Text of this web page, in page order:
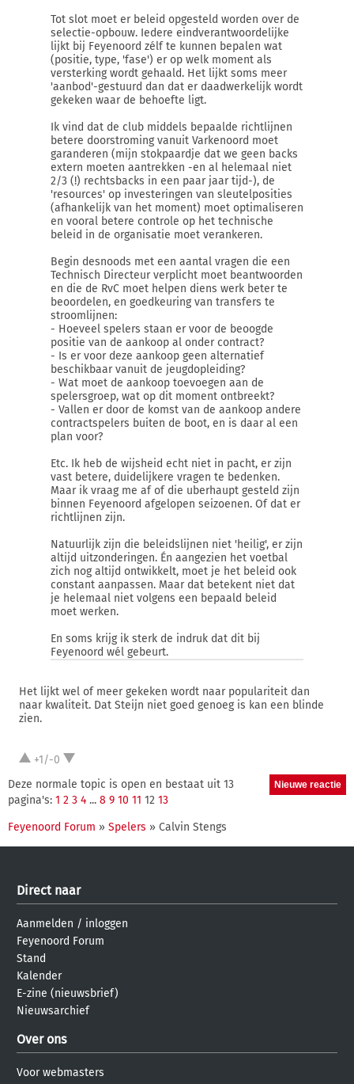
Tot slot moet er beleid opgesteld worden over de
selectie-opbouw. Iedere eindverantwoordelijke
lijkt bij Feyenoord zélf te kunnen bepalen wat
(positie, type, 'fase') er op welk moment als
versterking wordt gehaald. Het lijkt soms meer
'aanbod'-gestuurd dan dat er daadwerkelijk wordt
gekeken waar de behoefte ligt.
Ik vind dat de club middels bepaalde richtlijnen
betere doorstroming vanuit Varkenoord moet
garanderen (mijn stokpaardje dat we geen backs
extern moeten aantrekken -en al helemaal niet
2/3 (!) rechtsbacks in een paar jaar tijd-), de
'resources' op investeringen van sleutelposities
(afhankelijk van het moment) moet optimaliseren
en vooral betere controle op het technische
beleid in de organisatie moet verankeren.
Begin desnoods met een aantal vragen die een
Technisch Directeur verplicht moet beantwoorden
en die de RvC moet helpen diens werk beter te
beoordelen, en goedkeuring van transfers te
stroomlijnen:
- Hoeveel spelers staan er voor de beoogde
positie van de aankoop al onder contract?
- Is er voor deze aankoop geen alternatief
beschikbaar vanuit de jeugdopleiding?
- Wat moet de aankoop toevoegen aan de
spelersgroep, wat op dit moment ontbreekt?
- Vallen er door de komst van de aankoop andere
contractspelers buiten de boot, en is daar al een
plan voor?
Etc. Ik heb de wijsheid echt niet in pacht, er zijn
vast betere, duidelijkere vragen te bedenken.
Maar ik vraag me af of die uberhaupt gesteld zijn
binnen Feyenoord afgelopen seizoenen. Of dat er
richtlijnen zijn.
Natuurlijk zijn die beleidslijnen niet 'heilig', er zijn
altijd uitzonderingen. Én aangezien het voetbal
zich nog altijd ontwikkelt, moet je het beleid ook
constant aanpassen. Maar dat betekent niet dat
je helemaal niet volgens een bepaald beleid
moet werken.
En soms krijg ik sterk de indruk dat dit bij
Feyenoord wél gebeurt.
Het lijkt wel of meer gekeken wordt naar populariteit dan
naar kwaliteit. Dat Steijn niet goed genoeg is kan een blinde
zien.
+1/-0
Deze normale topic is open en bestaat uit 13
pagina's: 1 2 3 4 ... 8 9 10 11 12 13
Feyenoord Forum » Spelers » Calvin Stengs
Direct naar
Aanmelden / inloggen
Feyenoord Forum
Stand
Kalender
E-zine (nieuwsbrief)
Nieuwsarchief
Over ons
Voor webmasters